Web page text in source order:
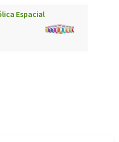
Espacial